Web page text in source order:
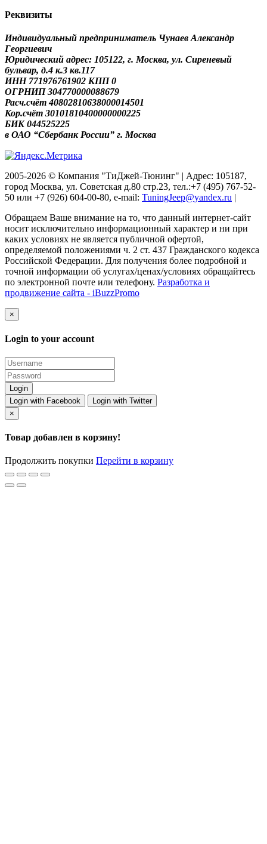
Реквизиты
Индивидуальный предприниматель Чунаев Александр
Георгиевич
Юридический адрес: 105122, г. Москва, ул. Сиреневый
бульвар, д.4 к.3 кв.117
ИНН 771976761902 КПП 0
ОГРНИП 304770000088679
Расч.счёт 40802810638000014501
Кор.счёт 30101810400000000225
БИК 044525225
в ОАО “Сбербанк России” г. Москва
2005-2026 © Компания "ТиДжей-Тюнинг" | Адрес: 105187,
город Москва, ул. Советская д.80 стр.23, тел.:+7 (495) 767-52-
50 или +7 (926) 604-00-80, e-mail: TuningJeep@yandex.ru |
Обращаем Ваше внимание на то, что данный интернет-сайт
носит исключительно информационный характер и ни при
каких условиях не является публичной офертой,
определяемой положениями ч. 2 ст. 437 Гражданского кодекса
Российской Федерации. Для получения более подробной и
точной информации об услугах/ценах/условиях обращайтесь
по электронной почте или телефону. Разработка и
продвижение сайта - iBuzzPromo
×
Login to your account
Login with Facebook
Login with Twitter
×
Товар добавлен в корзину!
Продолжить покупки Перейти в корзину